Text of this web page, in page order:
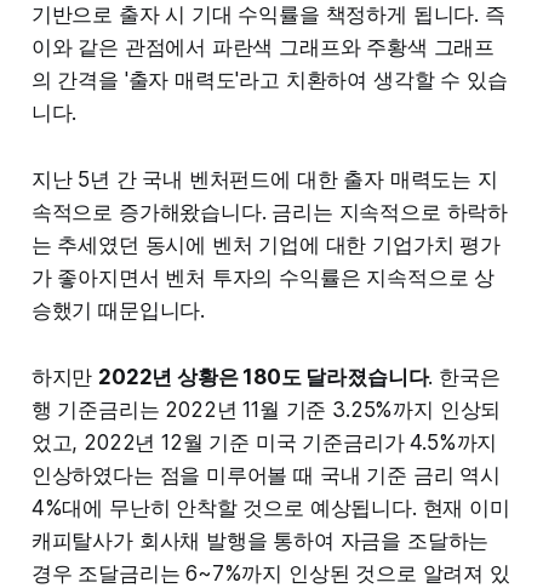
기반으로 출자 시 기대 수익률을 책정하게 됩니다. 즉
이와 같은 관점에서 파란색 그래프와 주황색 그래프
의 간격을 '출자 매력도'라고 치환하여 생각할 수 있습
니다.
지난 5년 간 국내 벤처펀드에 대한 출자 매력도는 지
속적으로 증가해왔습니다. 금리는 지속적으로 하락하
는 추세였던 동시에 벤처 기업에 대한 기업가치 평가
가 좋아지면서 벤처 투자의 수익률은 지속적으로 상
승했기 때문입니다.
하지만 2022년 상황은 180도 달라졌습니다. 한국은
행 기준금리는 2022년 11월 기준 3.25%까지 인상되
었고, 2022년 12월 기준 미국 기준금리가 4.5%까지
인상하였다는 점을 미루어볼 때 국내 기준 금리 역시
4%대에 무난히 안착할 것으로 예상됩니다. 현재 이미
캐피탈사가 회사채 발행을 통하여 자금을 조달하는
경우 조달금리는 6~7%까지 인상된 것으로 알려져 있